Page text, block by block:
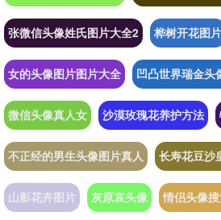
张微信头像姓氏图片大全2 桦树开花图片
女的头像图片图片大全 凹凸世界瑞金头
微信头像真人女 沙漠玫瑰花养护方法
不正经的男生头像图片真人 长寿花豆沙
山影花卉图片 灰原哀头像 情侣头像